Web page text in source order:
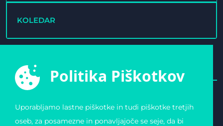
KOLEDAR
E-ŠPORTNA ZVEZA
SLOVENIJE
POVEZAVE
Politika Piškotkov
Uporabljamo lastne piškotke in tudi piškotke tretjih
oseb, za posamezne in ponavljajoče se seje, da bi